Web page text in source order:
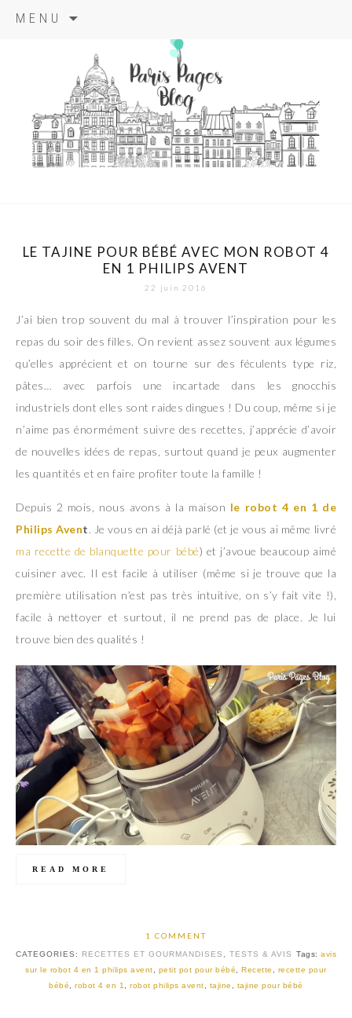
MENU
principal
paris pages
blog
LE TAJINE POUR BÉBÉ AVEC MON ROBOT 4
EN 1 PHILIPS AVENT
22 juin 2016
J’ai bien trop souvent du mal à trouver l’inspiration pour les
repas du soir des filles. On revient assez souvent aux légumes
qu’elles apprécient et on tourne sur des féculents type riz,
pâtes… avec parfois une incartade dans les gnocchis
industriels dont elles sont raides dingues ! Du coup, même si je
n’aime pas énormément suivre des recettes, j’apprécie d’avoir
de nouvelles idées de repas, surtout quand je peux augmenter
les quantités et en faire profiter toute la famille !
Depuis 2 mois, nous avons à la maison le robot 4 en 1 de
Philips Avent. Je vous en ai déjà parlé (et je vous ai même livré
ma recette de blanquette pour bébé) et j’avoue beaucoup aimé
cuisiner avec. Il est facile à utiliser (même si je trouve que la
première utilisation n’est pas très intuitive, on s’y fait vite !),
facile à nettoyer et surtout, il ne prend pas de place. Je lui
trouve bien des qualités !
READ MORE
1 COMMENT
CATEGORIES: RECETTES ET GOURMANDISES , TESTS & AVIS Tags: avis
sur le robot 4 en 1 philips avent, petit pot pour bébé, Recette , recette pour
bébé,robot 4 en 1,robot philips avent, tajine , tajine pour bébé